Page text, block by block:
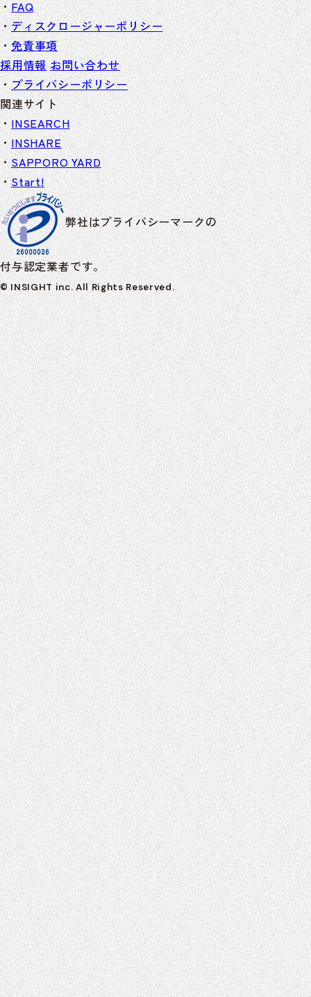
FAQ
ディスクロージャーポリシー
免責事項
採用情報 お問い合わせ
プライバシーポリシー
関連サイト
INSEARCH
INSHARE
SAPPORO YARD
Start!
弊社はプライバシーマークの
付与認定業者です。
© INSIGHT inc. All Rights Reserved.